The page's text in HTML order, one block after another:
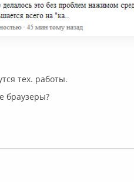
тех. работы.
браузеры?